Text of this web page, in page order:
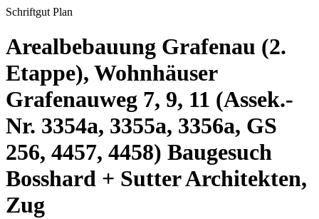
Schriftgut Plan
Arealbebauung Grafenau (2.
Etappe), Wohnhäuser
Grafenauweg 7, 9, 11 (Assek.-
Nr. 3354a, 3355a, 3356a, GS
256, 4457, 4458) Baugesuch
Bosshard + Sutter Architekten,
Zug